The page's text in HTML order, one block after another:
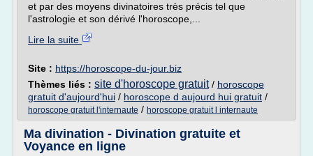
et par des moyens divinatoires très précis tel que
l'astrologie et son dérivé l'horoscope,...
Lire la suite
Site : https://horoscope-du-jour.biz
Thèmes liés : site d'horoscope gratuit/ horoscope
gratuit d'aujourd'hui / horoscope d aujourd hui gratuit /
horoscope gratuit l'internaute / horoscope gratuit l internaute
Ma divination - Divination gratuite et
Voyance en ligne